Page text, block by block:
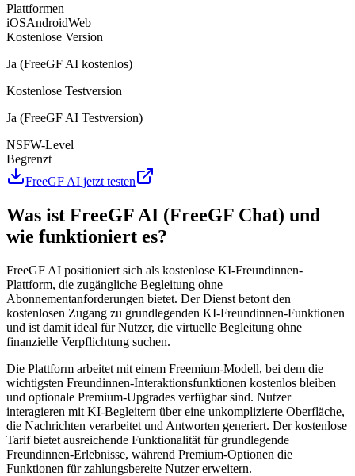
Plattformen
iOSAndroidWeb
Kostenlose Version
Ja (FreeGF AI kostenlos)
Kostenlose Testversion
Ja (FreeGF AI Testversion)
NSFW-Level
Begrenzt
FreeGF AI jetzt testen
Was ist FreeGF AI (FreeGF Chat) und
wie funktioniert es?
FreeGF AI positioniert sich als kostenlose KI-Freundinnen-
Plattform, die zugängliche Begleitung ohne
Abonnementanforderungen bietet. Der Dienst betont den
kostenlosen Zugang zu grundlegenden KI-Freundinnen-Funktionen
und ist damit ideal für Nutzer, die virtuelle Begleitung ohne
finanzielle Verpflichtung suchen.
Die Plattform arbeitet mit einem Freemium-Modell, bei dem die
wichtigsten Freundinnen-Interaktionsfunktionen kostenlos bleiben
und optionale Premium-Upgrades verfügbar sind. Nutzer
interagieren mit KI-Begleitern über eine unkomplizierte Oberfläche,
die Nachrichten verarbeitet und Antworten generiert. Der kostenlose
Tarif bietet ausreichende Funktionalität für grundlegende
Freundinnen-Erlebnisse, während Premium-Optionen die
Funktionen für zahlungsbereite Nutzer erweitern.